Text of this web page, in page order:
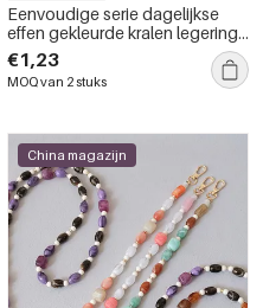
Eenvoudige serie dagelijkse
effen gekleurde kralen legering
telefoonketting
€1,23
MOQ van 2 stuks
China magazijn